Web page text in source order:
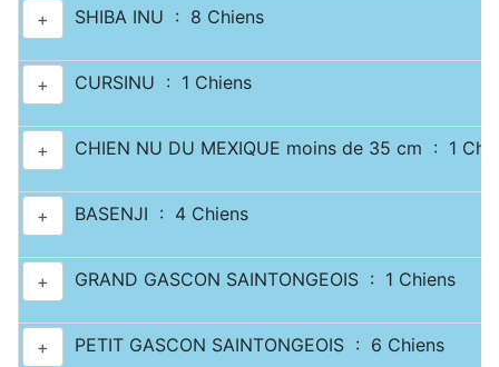
+ SHIBA INU : 8 Chiens
+ CURSINU : 1 Chiens
+ CHIEN NU DU MEXIQUE moins de 35 cm : 1
+ BASENJI : 4 Chiens
+ GRAND GASCON SAINTONGEOIS : 1 Chiens
+ PETIT GASCON SAINTONGEOIS : 6 Chiens